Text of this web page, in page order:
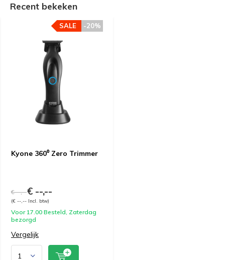
Recent bekeken
Kyone 360⁰ Zero Trimmer
-20%
SALE
€ --,--€ --,--
(€ --,-- Incl. btw)
Voor 17.00 Besteld, Zaterdag
bezorgd
Vergelijk